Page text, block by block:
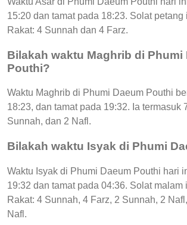
15:20 dan tamat pada 18:23. Solat petang
Rakat: 4 Sunnah dan 4 Farz.
Bilakah waktu Maghrib di Phumi
Pouthi?
Waktu Maghrib di Phumi Daeum Pouthi
18:23, dan tamat pada 19:32. Ia termasuk
Sunnah, dan 2 Nafl.
Bilakah waktu Isyak di Phumi
Waktu Isyak di Phumi Daeum Pouthi hari
19:32 dan tamat pada 04:36. Solat malam
Rakat: 4 Sunnah, 4 Farz, 2 Sunnah, 2
Nafl.